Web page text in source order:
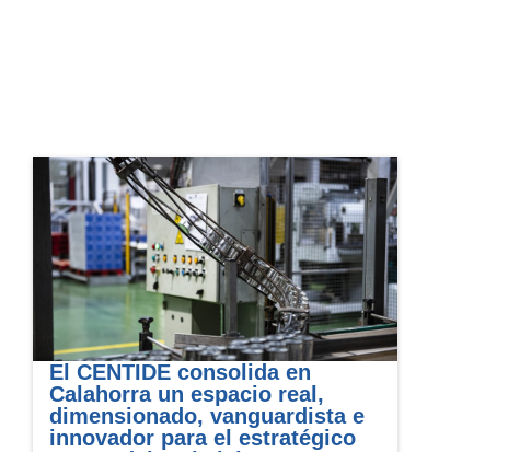
El CENTIDE consolida en
Calahorra un espacio real,
dimensionado, vanguardista e
innovador para el estratégico